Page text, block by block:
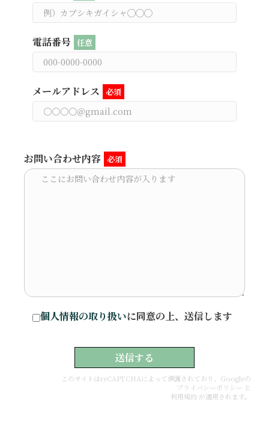
電話番号 任意
メールアドレス 必須
お問い合わせ内容 必須
個人情報の取り扱いに同意の上、送信します
このサイトはreCAPTCHAによって保護されており、Googleの
プライバシーポリシー と
利用規約 が適用されます。